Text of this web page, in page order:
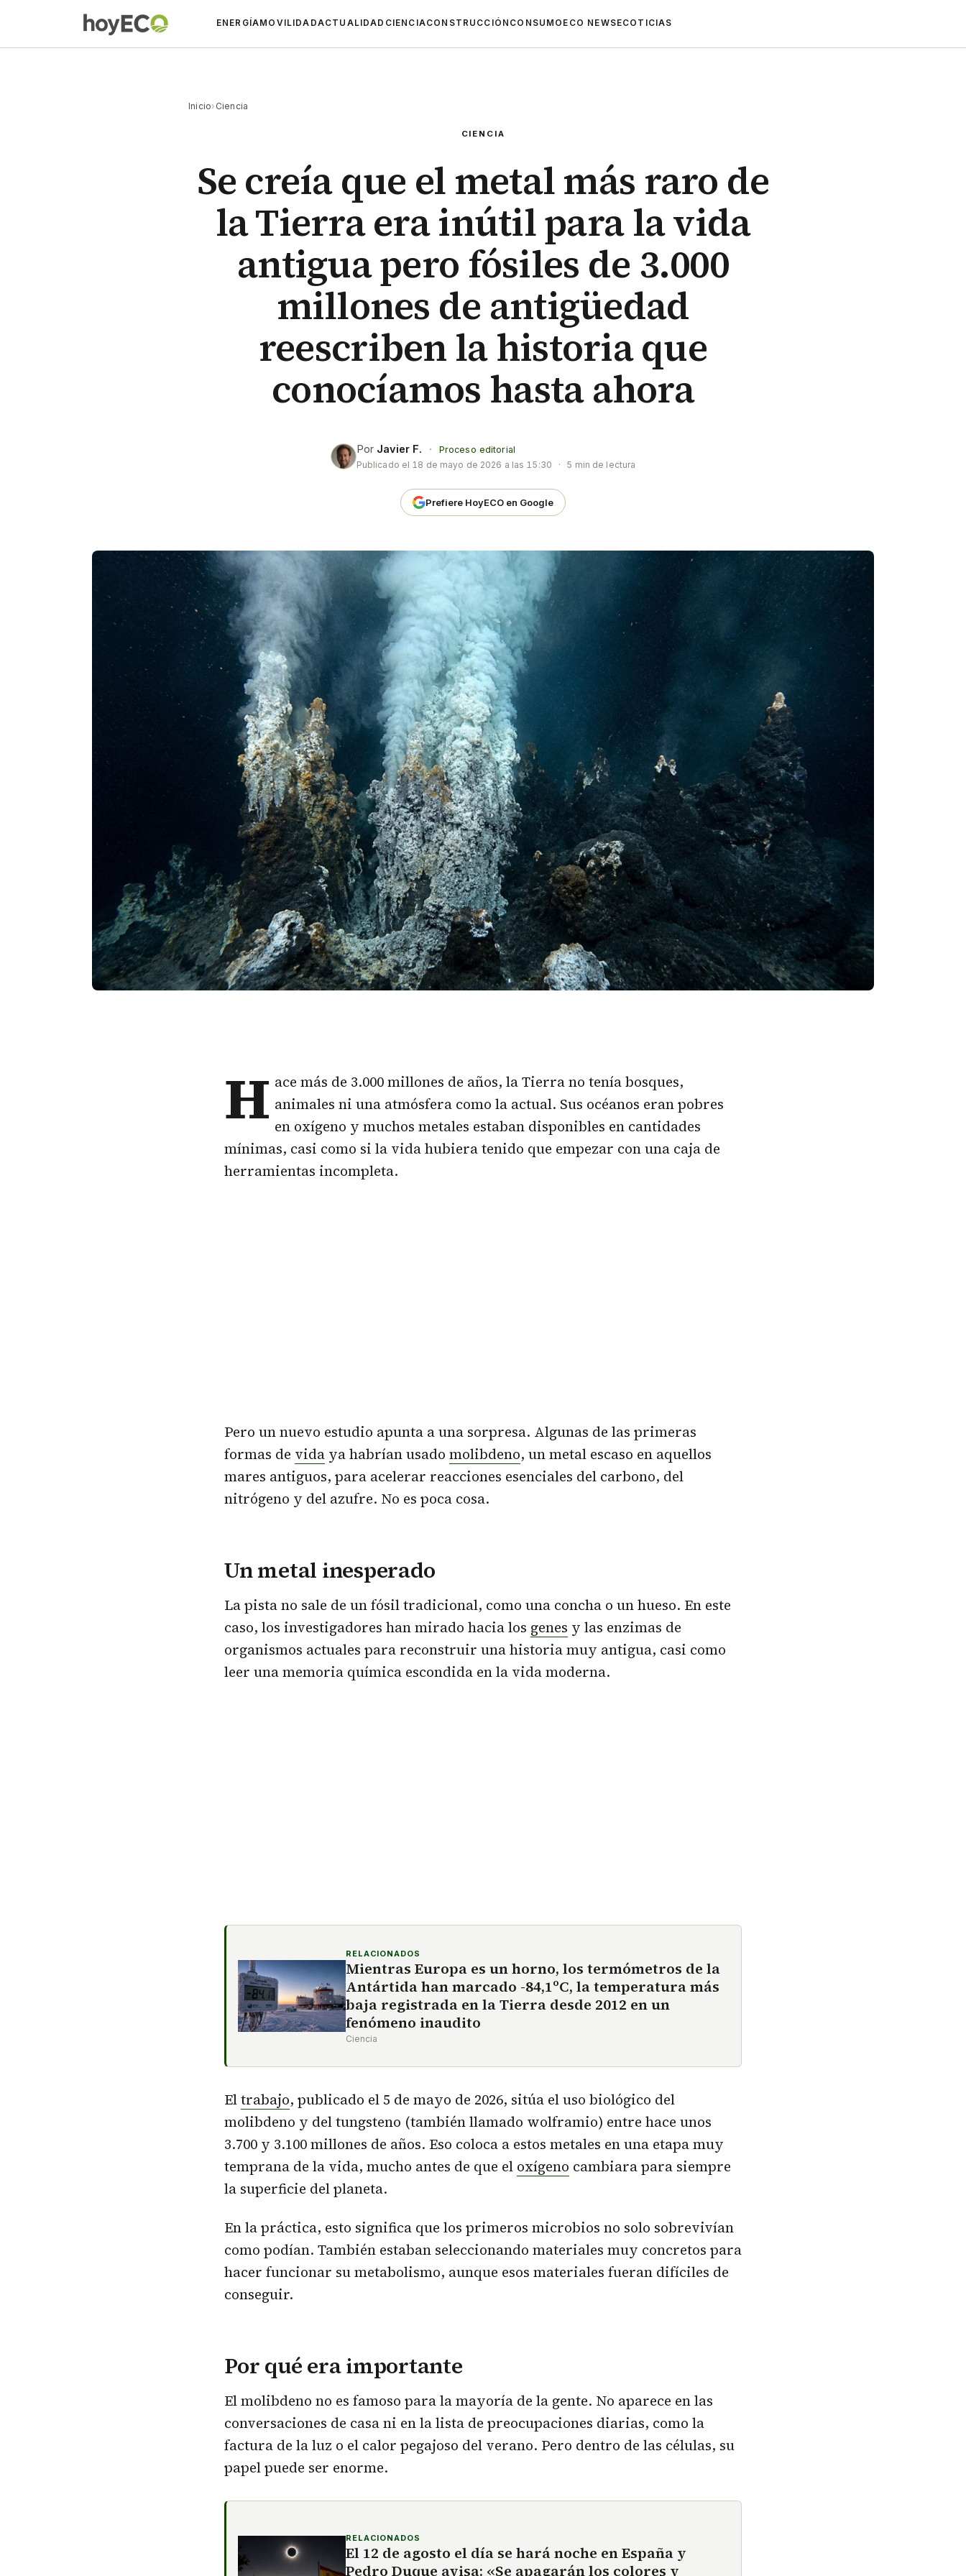
ENERGÍA MOVILIDADACTUALIDAD CIENCIACONSTRUCCIÓN CONSUMO ECO NEWS ECOTICIAS
Inicio› Ciencia
CIENCIA
Se creía que el metal más raro de
la Tierra era inútil para la vida
antigua pero fósiles de 3.000
millones de antigüedad
reescriben la historia que
conocíamos hasta ahora
Por Javier F. ·
Proceso editorial
Publicado el 18 de mayo de 2026 a las 15:30 · 5 min de lectura
Prefiere HoyECO en Google
H ace más de 3.000 millones de años, la Tierra no tenía bosques,
animales ni una atmósfera como la actual. Sus océanos eran pobres
en oxígeno y muchos metales estaban disponibles en cantidades
mínimas, casi como si la vida hubiera tenido que empezar con una caja de
herramientas incompleta.
Pero un nuevo estudio apunta a una sorpresa. Algunas de las primeras
formas de vida ya habrían usado molibdeno, un metal escaso en aquellos
mares antiguos, para acelerar reacciones esenciales del carbono, del
nitrógeno y del azufre. No es poca cosa.
Un metal inesperado
La pista no sale de un fósil tradicional, como una concha o un hueso. En este
caso, los investigadores han mirado hacia los genes y las enzimas de
organismos actuales para reconstruir una historia muy antigua, casi como
leer una memoria química escondida en la vida moderna.
RELACIONADOS
Mientras Europa es un horno, los termómetros de la
Antártida han marcado -84,1ºC, la temperatura más
baja registrada en la Tierra desde 2012 en un
fenómeno inaudito
Ciencia
Eltrabajo, publicado el 5 de mayo de 2026, sitúa el uso biológico del
molibdeno y del tungsteno (también llamado wolframio) entre hace unos
3.700 y 3.100 millones de años. Eso coloca a estos metales en una etapa muy
temprana de la vida, mucho antes de que el oxígeno cambiara para siempre
la superficie del planeta.
En la práctica, esto significa que los primeros microbios no solo sobrevivían
como podían. También estaban seleccionando materiales muy concretos para
hacer funcionar su metabolismo, aunque esos materiales fueran difíciles de
conseguir.
Por qué era importante
El molibdeno no es famoso para la mayoría de la gente. No aparece en las
conversaciones de casa ni en la lista de preocupaciones diarias, como la
factura de la luz o el calor pegajoso del verano. Pero dentro de las células, su
papel puede ser enorme.
RELACIONADOS
El 12 de agosto el día se hará noche en España y
Pedro Duque avisa: «Se apagarán los colores y